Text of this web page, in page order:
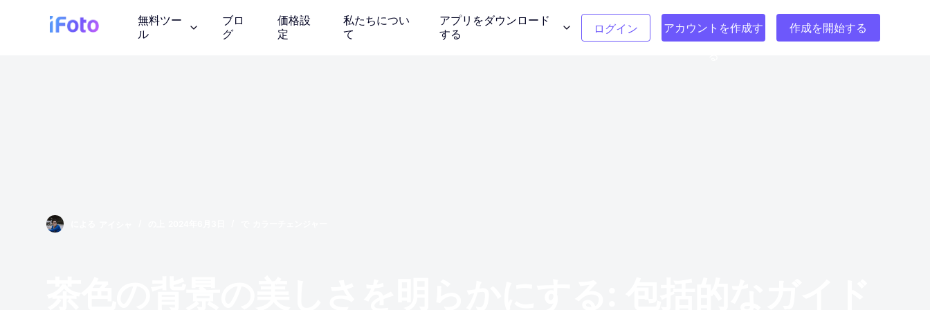
無料ツー
ル
ブロ
グ
価格設
定
私たちについ
て
アプリをダウンロード
する
ログイン
アカウントを作成す
作成を開始する